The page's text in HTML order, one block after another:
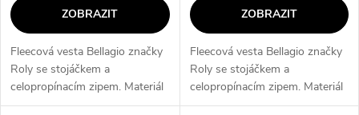
ZOBRAZIT
Fleecová vesta Bellagio značky
Roly se stojáčkem a
celopropínacím zipem. Materiál
100% polyester o gramáži 290
ZOBRAZIT
Fleecová vesta Bellagio značky
Roly se stojáčkem a
celopropínacím zipem. Materiál
100% polyester o gramáži 290